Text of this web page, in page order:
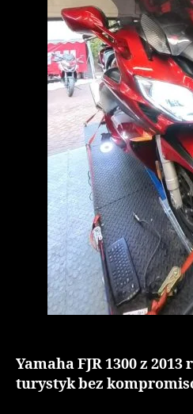
Yamaha FJR 1300 z
turystyk bez